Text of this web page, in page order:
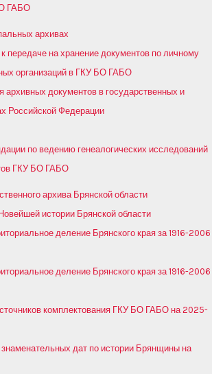
ГАБО
архивах
передаче на хранение документов по личному
организаций в ГКУ БО ГАБО
архивных документов в государственных и
Российской Федерации
по ведению генеалогических исследований
ГКУ БО ГАБО
архива Брянской области
истории Брянской области
деление Брянского края за 1916-2006
деление Брянского края за 1916-2006
комплектования ГКУ БО ГАБО на 2025-
дат по истории Брянщины на